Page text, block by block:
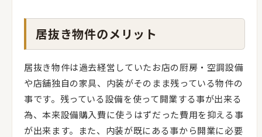
居抜き物件のメリット
居抜き物件は過去経営していたお店の厨房・空調設備
や店舗独自の家具、内装がそのまま残っている物件の
事です。残っている設備を使って開業する事が出来る
為、本来設備購入費に使うはずだった費用を抑える事
が出来ます。また、内装が既にある事から開業に必要